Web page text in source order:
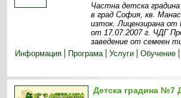
Частна детска
в град София, кв.
изток. Лицензирана
от 17.07.2007 г. ЧДГ
заведение от семеен
Информация
Програма Услуги Обучение
Детска градина №7